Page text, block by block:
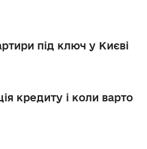
під ключ у Києві
кредиту і коли варто